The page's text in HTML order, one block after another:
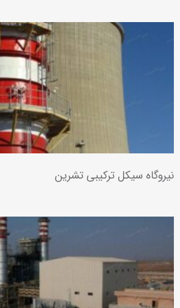
نیروگاه سیکل ترکیبی تشرین